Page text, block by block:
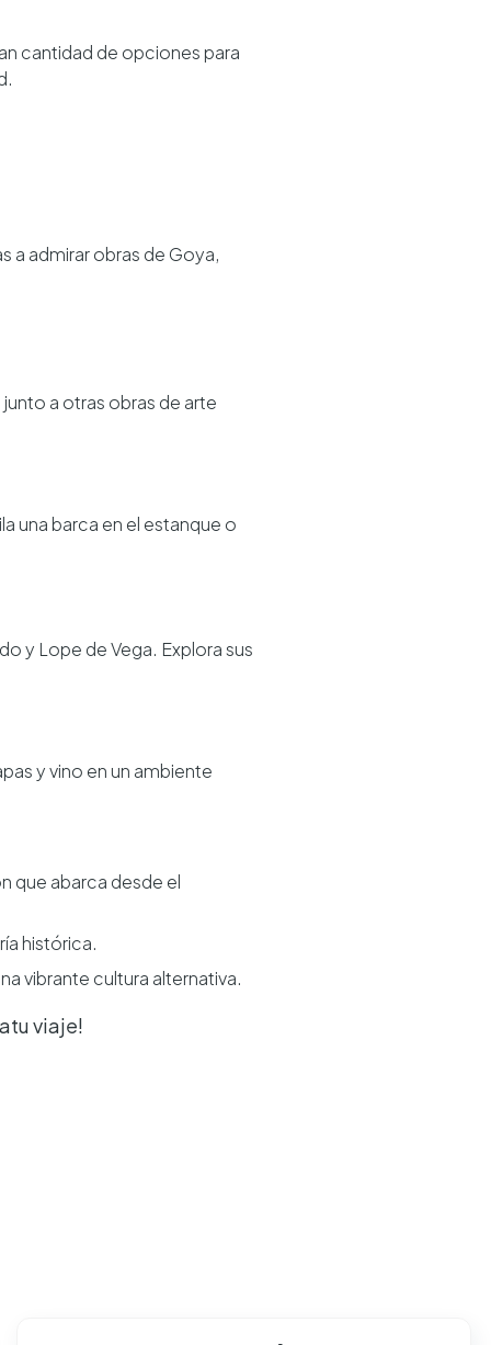
cantidad de opciones para
a admirar obras de Goya,
a otras obras de arte
una barca en el estanque o
y Lope de Vega. Explora sus
y vino en un ambiente
que abarca desde el
histórica.
vibrante cultura alternativa.
viaje!